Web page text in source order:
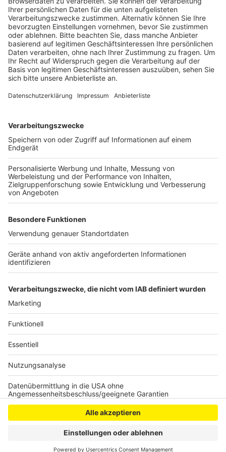
Anzeige
eine weitere PR-Aktion der Beschäftigten.
Veröffentlicht:Montag, 04.07.2022 15:09
Anzeige
In der Agneskirche haben sie zusammen mit Kollegen
zeichnen ein dramatisches und sehr persönliches,
emotionales Bild der Lage: Die Pflegekräfte haben oft
kaum Zeit, um sich richtig um die Patienten zu
kümmern, Todesfälle können den Angehörigen teils
nicht in Ruhe übermittelt werden – und wenn sie
selbst im Schwesternzimmer psychisch am Ende sind
und weinen, hat auch keiner aus dem Team Zeit, um sie
abschalten und vergessen – das gehe auch nicht,
heißt es. Die Unikliniken bemühen sich nach eigenen
Angaben, die Personalsituation zu verbessern, aber
eine Tarifeinigung ist trotzdem nicht in Sicht.